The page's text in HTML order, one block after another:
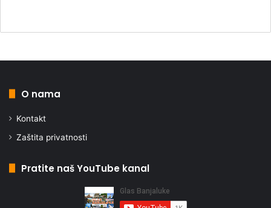
O nama
Kontakt
Zaštita privatnosti
Pratite naš YouTube kanal